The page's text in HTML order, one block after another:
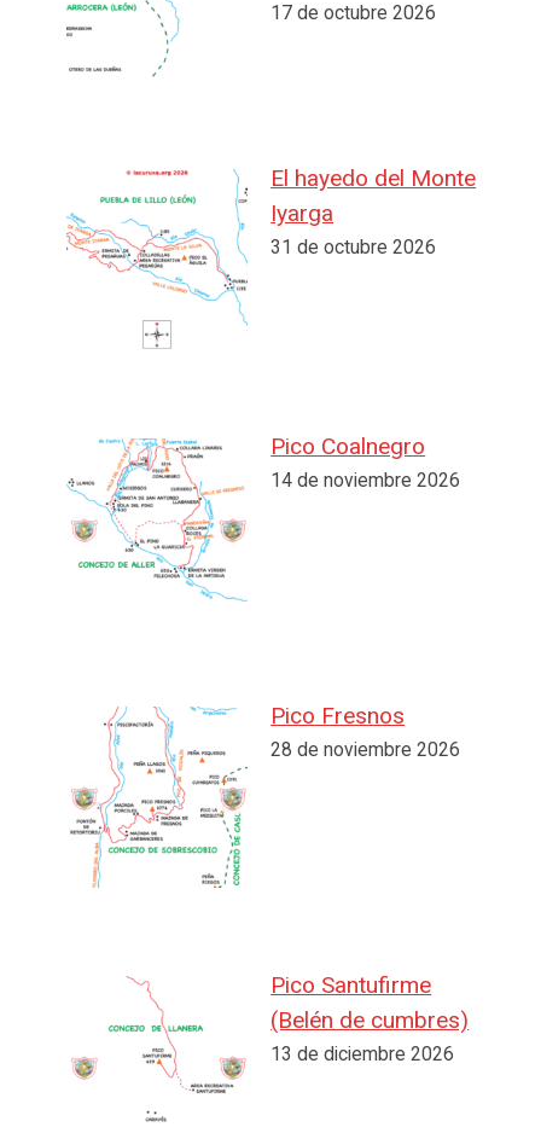
17 de octubre 2026
El hayedo del Monte
Iyarga
31 de octubre 2026
Pico Coalnegro
14 de noviembre 2026
Pico Fresnos
28 de noviembre 2026
Pico Santufirme
(Belén de cumbres)
13 de diciembre 2026